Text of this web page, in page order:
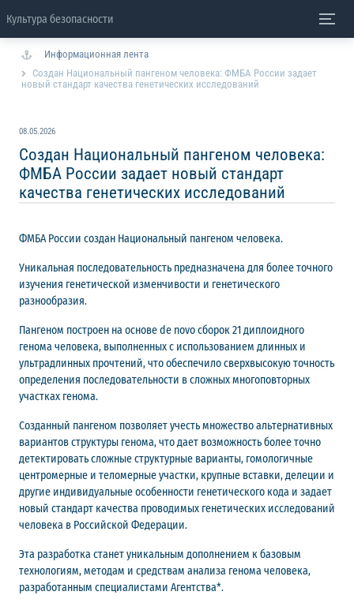
Культура безопасности
Информационная лента
Создан Национальный пангеном человека: ФМБА России задает
новый стандарт качества генетических исследований
08.05.2026
Создан Национальный пангеном человека:
ФМБА России задает новый стандарт
качества генетических исследований
ФМБА России создан Национальный пангеном человека.
Уникальная последовательность предназначена для более точного
изучения генетической изменчивости и генетического
разнообразия.
Пангеном построен на основе de novo сборок 21 диплоидного
генома человека, выполненных с использованием длинных и
ультрадлинных прочтений, что обеспечило сверхвысокую точность
определения последовательности в сложных многоповторных
участках генома.
Созданный пангеном позволяет учесть множество альтернативных
вариантов структуры генома, что дает возможность более точно
детектировать сложные структурные варианты, гомологичные
центромерные и теломерные участки, крупные вставки, делеции и
другие индивидуальные особенности генетического кода и задает
новый стандарт качества проводимых генетических исследований
человека в Российской Федерации.
Эта разработка станет уникальным дополнением к базовым
технологиям, методам и средствам анализа генома человека,
разработанным специалистами Агентства*.